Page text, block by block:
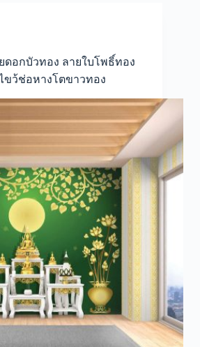
ดอกบัวทอง ลายใบโพธิ์ทอง
ขว้ช่อหางโตขาวทอง